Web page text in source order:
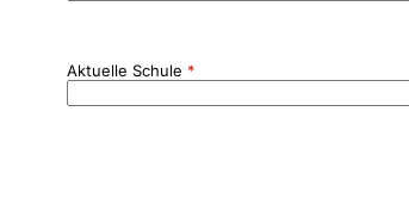
Aktuelle Schule